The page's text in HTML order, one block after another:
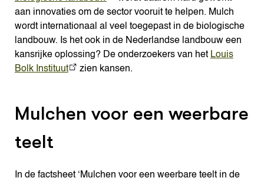
aan innovaties om de sector vooruit te helpen. Mulch
wordt internationaal al veel toegepast in de biologische
landbouw. Is het ook in de Nederlandse landbouw een
kansrijke oplossing? De onderzoekers van het Louis
Bolk Instituut
zien kansen.
Mulchen voor een weerbare
teelt
In de factsheet ‘Mulchen voor een weerbare teelt in de